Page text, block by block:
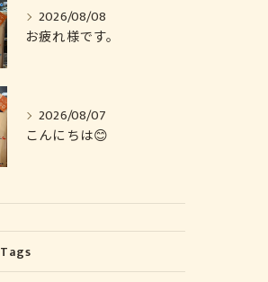
2026/08/08
お疲れ様です。
2026/08/07
こんにちは😊
Tags